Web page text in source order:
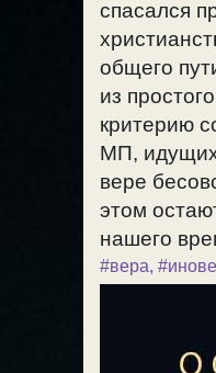
спасался
общего
из
критерию
МП, идущих
вере
этом
нашего
#вера,